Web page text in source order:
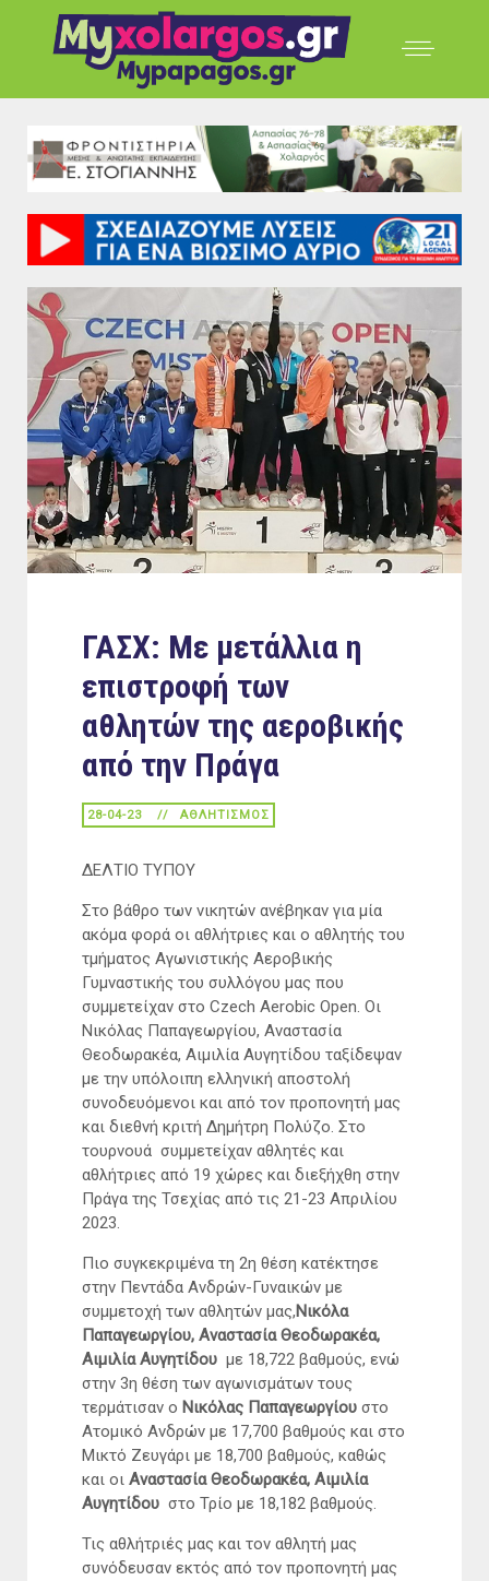
ΓΑΣΧ: Με μετάλλια η
επιστροφή των
αθλητών της αεροβικής
από την Πράγα
28-04-23 ΑΘΛΗΤΙΣΜΌΣ
ΔΕΛΤΙΟ ΤΥΠΟΥ
Στο βάθρο των νικητών ανέβηκαν για μία
ακόμα φορά οι αθλήτριες και ο αθλητής του
τμήματος Αγωνιστικής Αεροβικής
Γυμναστικής του συλλόγου μας που
συμμετείχαν στο Czech Aerobic Open. Οι
Νικόλας Παπαγεωργίου, Αναστασία
Θεοδωρακέα, Αιμιλία Αυγητίδου ταξίδεψαν
με την υπόλοιπη ελληνική αποστολή
συνοδευόμενοι και από τον προπονητή μας
και διεθνή κριτή Δημήτρη Πολύζο. Στο
τουρνουά συμμετείχαν αθλητές και
αθλήτριες από 19 χώρες και διεξήχθη στην
Πράγα της Τσεχίας από τις 21-23 Απριλίου
2023.
Πιο συγκεκριμένα τη 2η θέση κατέκτησε
στην Πεντάδα Ανδρών-Γυναικών με
συμμετοχή των αθλητών μας,Νικόλα
Παπαγεωργίου, Αναστασία Θεοδωρακέα,
Αιμιλία Αυγητίδου με 18,722 βαθμούς, ενώ
στην 3η θέση των αγωνισμάτων τους
τερμάτισαν ο Νικόλας Παπαγεωργίου στο
Ατομικό Ανδρών με 17,700 βαθμούς και στο
Μικτό Ζευγάρι με 18,700 βαθμούς, καθώς
και οι Αναστασία Θεοδωρακέα, Αιμιλία
Αυγητίδου στο Τρίο με 18,182 βαθμούς.
Τις αθλήτριές μας και τον αθλητή μας
συνόδευσαν εκτός από τον προπονητή μας